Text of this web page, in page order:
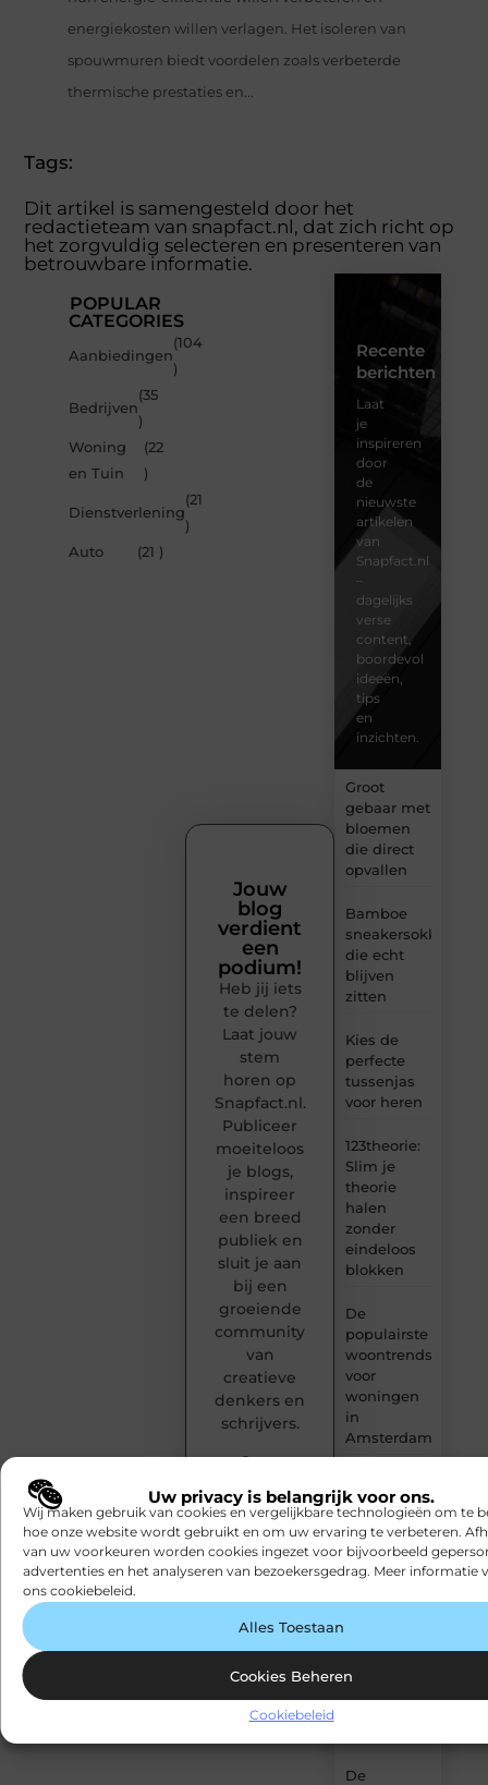
Uw privacy is belangrijk voor ons.
Wij maken gebruik van cookies en vergelijkbare technologieën om te
hoe onze website wordt gebruikt en om uw ervaring te verbeteren.
van uw voorkeuren worden cookies ingezet voor bijvoorbeeld
advertenties en het analyseren van bezoekersgedrag. Meer informatie
ons cookiebeleid.
Alles Toestaan
Cookies Beheren
Cookiebeleid
energiekosten willen verlagen. Het isoleren van
spouwmuren biedt voordelen zoals verbeterde
thermische prestaties en...
Tags:
Dit artikel is samengesteld door het
redactieteam van snapfact.nl, dat zich richt op
het zorgvuldig selecteren en presenteren van
betrouwbare informatie.
POPULAR
CATEGORIES
Aanbiedingen
(104
)
Bedrijven
(35
)
Woning
en Tuin
(22
)
Dienstverlening
(21
)
Auto
(21 )
Recente
berichten
Laat
je
inspireren
door
de
nieuwste
artikelen
van
Snapfact.nl
–
dagelijks
verse
content,
boordevol
ideeën,
tips
en
inzichten.
Groot
gebaar met
bloemen
die direct
opvallen
Bamboe
sneakersokken
die echt
blijven
zitten
Kies de
perfecte
tussenjas
voor heren
123theorie:
Slim je
theorie
halen
zonder
eindeloos
blokken
De
populairste
woontrends
voor
woningen
in
Amsterdam
hoogwaardige
spinvliesfolie
onmisbaar
is in
moderne
folietoepassingen
Logistieke
De
Jouw
blog
verdient
een
podium!
Heb jij iets
te delen?
Laat jouw
stem
horen op
Snapfact.nl.
Publiceer
moeiteloos
je blogs,
inspireer
een breed
publiek en
sluit je aan
bij een
groeiende
community
van
creatieve
denkers en
schrijvers.
Start
nog met
bloggen!
Begin hier
publiceren